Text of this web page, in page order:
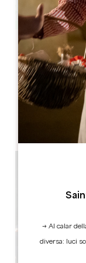
→ Al calar
diversa: luci